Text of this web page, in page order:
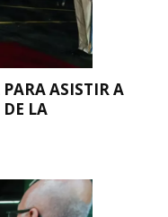
ASISTIR A
LA